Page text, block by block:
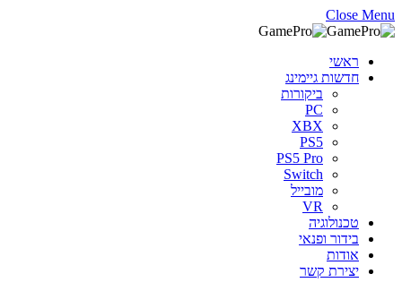
Close Menu
ראשי
חדשות גיימינג
ביקורות
PC
XBX
PS5
PS5 Pro
Switch
מובייל
VR
טכנולוגיה
בידור ופנאי
אודות
יצירת קשר